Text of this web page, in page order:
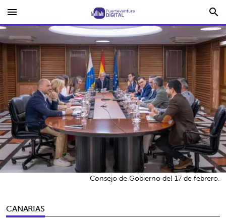
menu search
CANARIAS
Consejo de Gobierno del 17 de febrero.